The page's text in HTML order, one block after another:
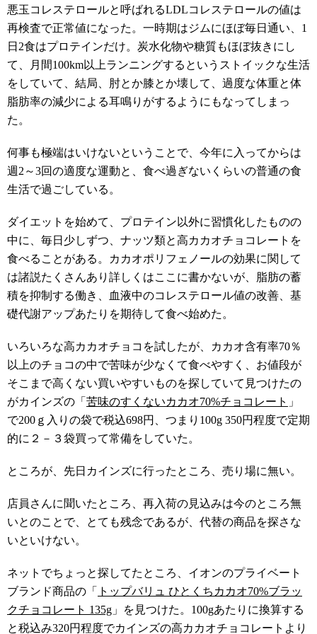
悪玉コレステロールと呼ばれるLDLコレステロールの値は
再検査で正常値になった。一時期はジムにほぼ毎日通い、1
日2食はプロテインだけ。炭水化物や糖質もほぼ抜きにし
て、月間100km以上ランニングするというストイックな生活
をしていて、結局、肘とか膝とか壊して、過度な体重と体
脂肪率の減少による耳鳴りがするようにもなってしまっ
た。
何事も極端はいけないということで、今年に入ってからは
週2～3回の適度な運動と、食べ過ぎないくらいの普通の食
生活で過ごしている。
ダイエットを始めて、プロテイン以外に習慣化したものの
中に、毎日少しずつ、ナッツ類と高カカオチョコレートを
食べることがある。カカオポリフェノールの効果に関して
は諸説たくさんあり詳しくはここに書かないが、
脂肪の蓄
積を抑制する働き、血液中のコレステロール値の改善、基
礎代謝アップあたりを期待して食べ始めた。
いろいろな高カカオチョコを試したが、カカオ含有率70％
以上のチョコの中で苦味が少なくて食べやすく、お値段が
そこまで高くない買いやすいものを探していて見つけたの
がカインズの「 苦味のすくないカカオ70%チョコレート 」
で200ｇ入りの袋で税込698円、つまり100g 350円程度で定期
的に２－３袋買って常備をしていた。
ところが、先日カインズに行ったところ、売り場に無い。
店員さんに聞いたところ、再入荷の見込みは今のところ無
いとのことで、とても残念であるが、代替の商品を探さな
いといけない。
ネットでちょっと探してたところ、イオンのプライベート
ブランド商品の「
トップバリュ ひとくちカカオ70%ブラッ
クチョコレート 135g 」を見つけた。100gあたりに換算する
と税込み320円程度でカインズの高カカオチョコレートより